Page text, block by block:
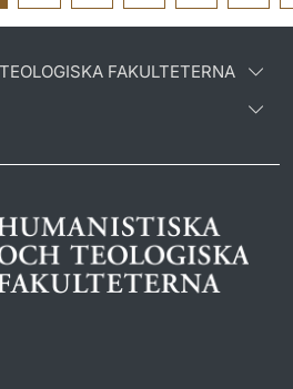
FAKULTETERNA